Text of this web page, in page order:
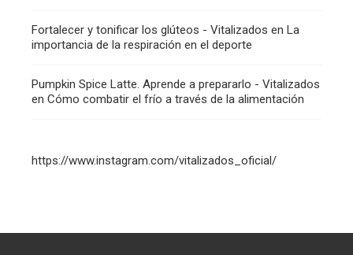
Fortalecer y tonificar los glúteos - Vitalizados en La
importancia de la respiración en el deporte
Pumpkin Spice Latte. Aprende a prepararlo - Vitalizados
en Cómo combatir el frío a través de la alimentación
https://www.instagram.com/vitalizados_oficial/